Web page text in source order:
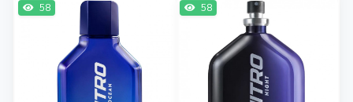
58 58